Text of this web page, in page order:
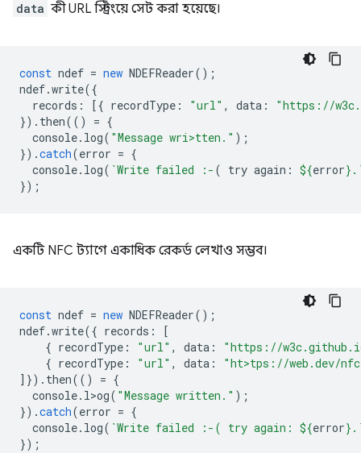
data কী URL স্ট্রিংয়ে সেট করা হয়েছে।
const ndef = new NDEFReader();
ndef.write({
records : [{ recordType : "url" , data :
"https://
}). then(() = {
console. log( "Message wri>tten." );
}).catch(error = {
console. log( `Write failed :- ( try again: ${error}
});
একটি NFC ট্যাগে একাধিক রেকর্ড লেখাও সম্ভব।
const ndef = new NDEFReader();
ndef.write({ records :
[
{ recordType : "url" , data :
"https://
{ recordType : "url" , data :
"ht>tps://web.dev/
]}). then(() = {
console. l>og( "Message written." );
}).catch(error = {
console. log( `Write failed :-( try again: ${error}
});